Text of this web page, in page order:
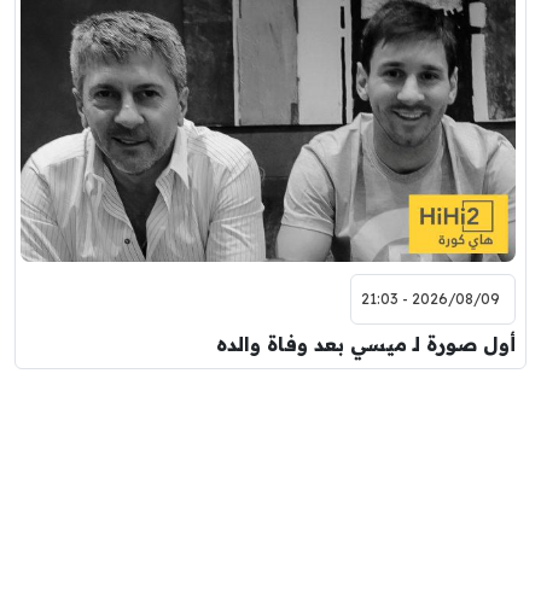
2026/08/09 - 21:03
أول صورة لـ ميسي بعد وفاة والده